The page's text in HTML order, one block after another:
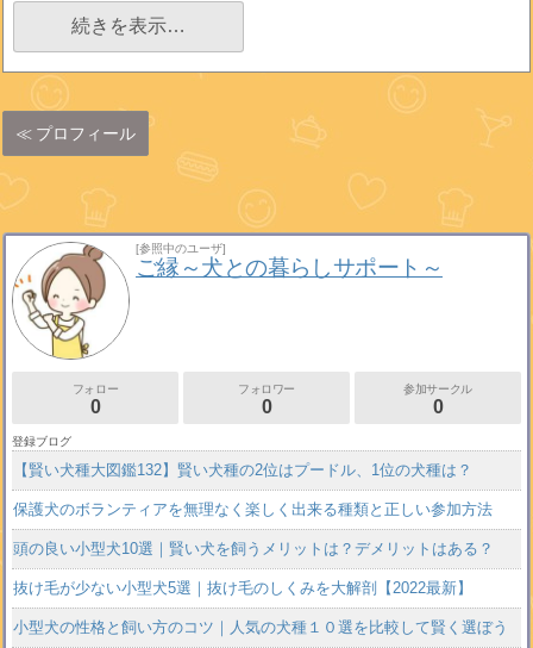
続きを表示…
プロフィール
[参照中のユーザ]
ご縁～犬との暮らしサポート～
フォロー
0
フォロワー
0
参加サークル
0
登録ブログ
【賢い犬種大図鑑132】賢い犬種の2位はプードル、1位の犬種は？
保護犬のボランティアを無理なく楽しく出来る種類と正しい参加方法
頭の良い小型犬10選｜賢い犬を飼うメリットは？デメリットはある？
抜け毛が少ない小型犬5選｜抜け毛のしくみを大解剖【2022最新】
小型犬の性格と飼い方のコツ｜人気の犬種１０選を比較して賢く選ぼう